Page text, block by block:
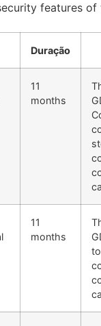
features of
Duração
11
months
11
months